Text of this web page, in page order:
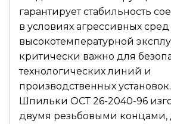
гарантирует стабильность
в условиях агрессивных сред
высокотемпературной
критически важно для
технологических линий и
производственных установок.
Шпильки ОСТ 26-2040-96
двумя резьбовыми концами,